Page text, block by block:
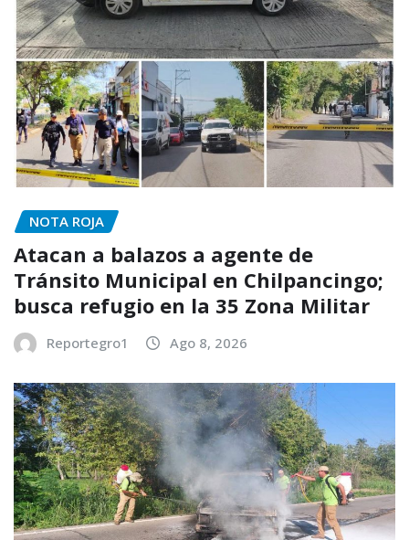
NOTA ROJA
Atacan a balazos a agente de
Tránsito Municipal en Chilpancingo;
busca refugio en la 35 Zona Militar
Reportegro1 Ago 8, 2026